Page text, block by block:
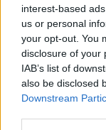
interest-based
us or personal
your opt-out. You
disclosure of your
IAB’s list of
also be disclosed
Downstream